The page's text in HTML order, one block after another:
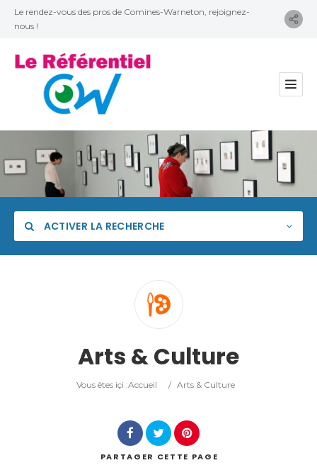
Le rendez-vous des pros de Comines-Warneton, rejoignez-
nous !
ACTIVER LA RECHERCHE
Arts & Culture
Vous êtes içi :Accueil / Arts & Culture
PARTAGER CETTE PAGE